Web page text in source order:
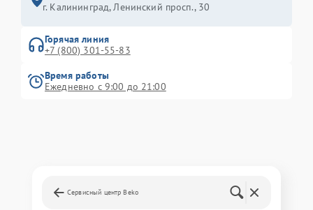
г. Калининград, Ленинский просп., 30
Горячая линия
+7 (800) 301-55-83
Время работы
Ежедневно с 9:00 до 21:00
Сервисный центр Beko